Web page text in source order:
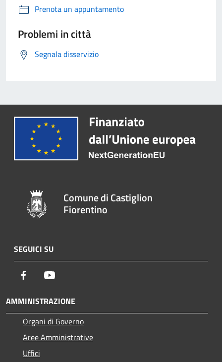
Prenota un appuntamento
Problemi in città
Segnala disservizio
Comune di Castiglion
Fiorentino
SEGUICI SU
Facebook
AMMINISTRAZIONE
Organi di Governo
Aree Amministrative
Uffici